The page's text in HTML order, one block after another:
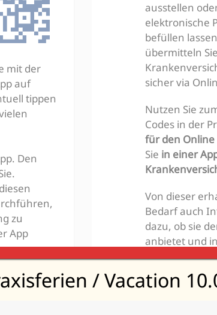
mit der
auf
tippen
Den
zu
App
ausstellen
elektronische
befüllen
übermitteln
sicher via
Nutzen Sie
Codes in der
für den Online
Sie in einer
Von dieser
Bedarf auch
dazu, ob sie
anbietet und
Weitere
Sie im PKV
folgenden Link
/ Vacation